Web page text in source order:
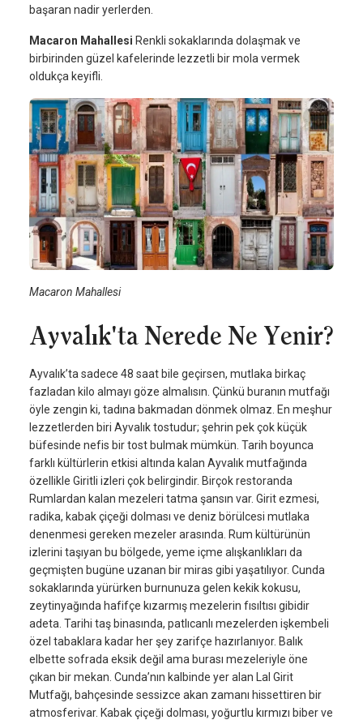
başaran nadir yerlerden.
Macaron Mahallesi Renkli sokaklarında dolaşmak ve
birbirinden güzel kafelerinde lezzetli bir mola vermek
oldukça keyifli.
Macaron Mahallesi
Ayvalık'ta Nerede Ne Yenir?
Ayvalık’ta sadece 48 saat bile geçirsen, mutlaka birkaç
fazladan kilo almayı göze almalısın. Çünkü buranın mutfağı
öyle zengin ki, tadına bakmadan dönmek olmaz. En meşhur
lezzetlerden biri Ayvalık tostudur; şehrin pek çok küçük
büfesinde nefis bir tost bulmak mümkün. Tarih boyunca
farklı kültürlerin etkisi altında kalan Ayvalık mutfağında
özellikle Giritli izleri çok belirgindir. Birçok restoranda
Rumlardan kalan mezeleri tatma şansın var. Girit ezmesi,
radika, kabak çiçeği dolması ve deniz börülcesi mutlaka
denenmesi gereken mezeler arasında. Rum kültürünün
izlerini taşıyan bu bölgede, yeme içme alışkanlıkları da
geçmişten bugüne uzanan bir miras gibi yaşatılıyor. Cunda
sokaklarında yürürken burnunuza gelen kekik kokusu,
zeytinyağında hafifçe kızarmış mezelerin fısıltısı gibidir
adeta. Tarihi taş binasında, patlıcanlı mezelerden işkembeli
özel tabaklara kadar her şey zarifçe hazırlanıyor. Balık
elbette sofrada eksik değil ama burası mezeleriyle öne
çıkan bir mekan. Cunda’nın kalbinde yer alan Lal Girit
Mutfağı, bahçesinde sessizce akan zamanı hissettiren bir
atmosferivar. Kabak çiçeği dolması, yoğurtlu kırmızı biber ve